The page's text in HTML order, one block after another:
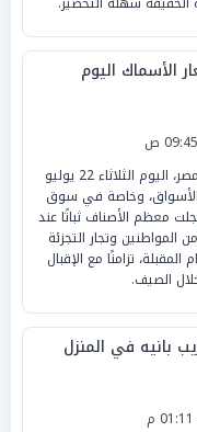
الأسماك اليوم
شهدت أسعار الأسماك في مصر، اليوم الثلاثاء 22 يوليو
الأسواق، وخاصة في سوق
معظم الأصناف ثباتًا عند
وتجار التجزئة
تزامنًا مع الإقبال
الصيف.
بانيه في المنزل